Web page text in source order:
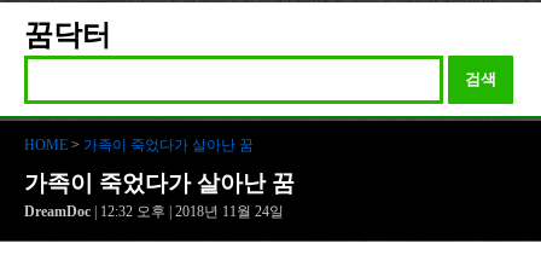
꿈닥터
검색
HOME > 가족이 죽었다가 살아난 꿈
가족이 죽었다가 살아난 꿈
DreamDoc | 12:32 오후 | 2018년 11월 24일